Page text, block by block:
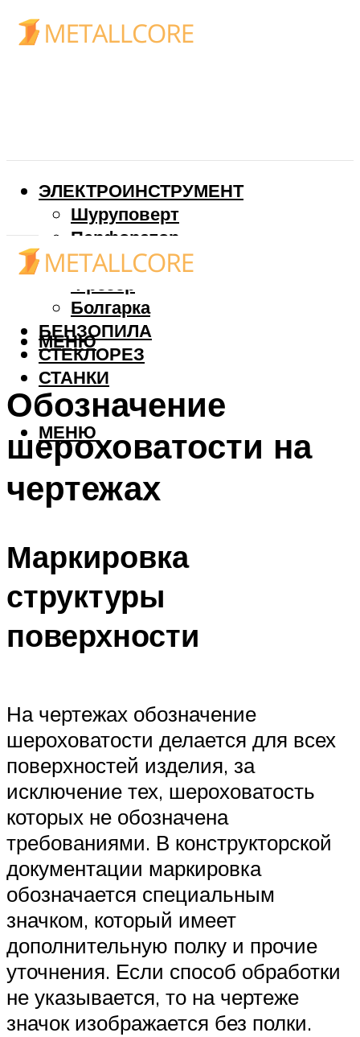
ЭЛЕКТРОИНСТРУМЕНТ
Шуруповерт
Перфоратор
Дрель
Фрезер
Болгарка
БЕНЗОПИЛА
СТЕКЛОРЕЗ
СТАНКИ
МЕНЮ
МЕНЮ
Обозначение
шероховатости на
чертежах
Маркировка
структуры
поверхности
На чертежах обозначение
шероховатости делается для всех
поверхностей изделия, за
исключение тех, шероховатость
которых не обозначена
требованиями. В конструкторской
документации маркировка
обозначается специальным
значком, который имеет
дополнительную полку и прочие
уточнения. Если способ обработки
не указывается, то на чертеже
значок изображается без полки.